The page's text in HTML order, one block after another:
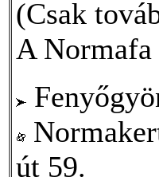
(Csak
A
út 59.